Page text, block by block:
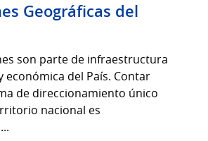
Geográficas del
son parte de infraestructura
económica del País. Contar
de direccionamiento único
nacional es